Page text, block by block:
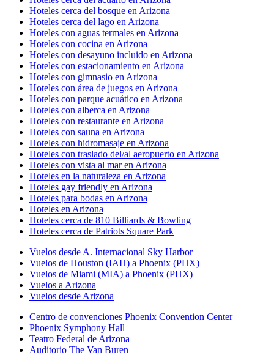
Hoteles cerca del bosque en Arizona
Hoteles cerca del lago en Arizona
Hoteles con aguas termales en Arizona
Hoteles con cocina en Arizona
Hoteles con desayuno incluido en Arizona
Hoteles con estacionamiento en Arizona
Hoteles con gimnasio en Arizona
Hoteles con área de juegos en Arizona
Hoteles con parque acuático en Arizona
Hoteles con alberca en Arizona
Hoteles con restaurante en Arizona
Hoteles con sauna en Arizona
Hoteles con hidromasaje en Arizona
Hoteles con traslado del/al aeropuerto en Arizona
Hoteles con vista al mar en Arizona
Hoteles en la naturaleza en Arizona
Hoteles gay friendly en Arizona
Hoteles para bodas en Arizona
Hoteles en Arizona
Hoteles cerca de 810 Billiards & Bowling
Hoteles cerca de Patriots Square Park
Vuelos desde A. Internacional Sky Harbor
Vuelos de Houston (IAH) a Phoenix (PHX)
Vuelos de Miami (MIA) a Phoenix (PHX)
Vuelos a Arizona
Vuelos desde Arizona
Centro de convenciones Phoenix Convention Center
Phoenix Symphony Hall
Teatro Federal de Arizona
Auditorio The Van Buren